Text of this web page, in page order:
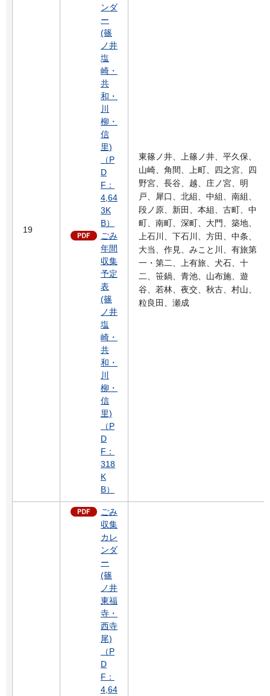
19
ンダ
ー
(篠
ノ井
塩
崎・
共
和・
川
柳・
信
里)
（P
D
F：
4,64
3K
B）
ごみ
年間
収集
予定
表
(篠
ノ井
塩
崎・
共
和・
川
柳・
信
里)
（P
D
F：
318
K
B）
東篠ノ井、上篠ノ井、平久保、
山崎、角間、上町、四之宮、四
野宮、長谷、越、庄ノ宮、明
戸、犀口、北組、中組、南組、
段ノ原、新田、本組、古町、中
町、南町、深町、大門、築地、
上石川、下石川、方田、中条、
大当、作見、みこと川、有旅第
一・第二、上有旅、犬石、十
二、笹鍋、青池、山布施、遊
谷、若林、夜交、秋古、村山、
粒良田、瀬成
ごみ
収集
カレ
ンダ
ー
(篠
ノ井
東福
寺・
西寺
尾)
（P
D
F：
4,64